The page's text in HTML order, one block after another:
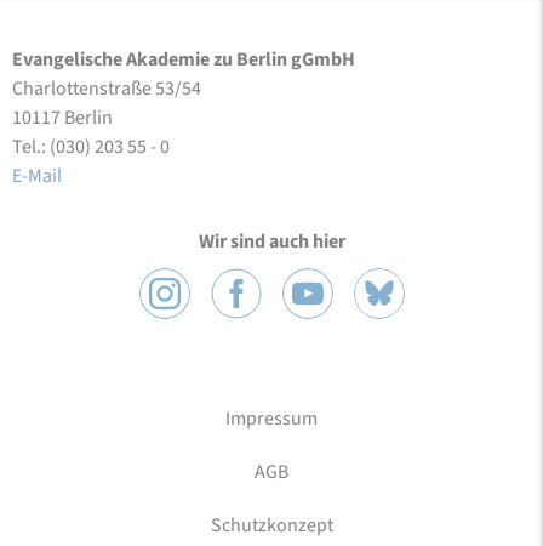
Evangelische Akademie zu Berlin gGmbH
Charlottenstraße 53/54
10117 Berlin
Tel.: (030) 203 55 - 0
E-Mail
Wir sind auch hier
Impressum
AGB
Schutzkonzept